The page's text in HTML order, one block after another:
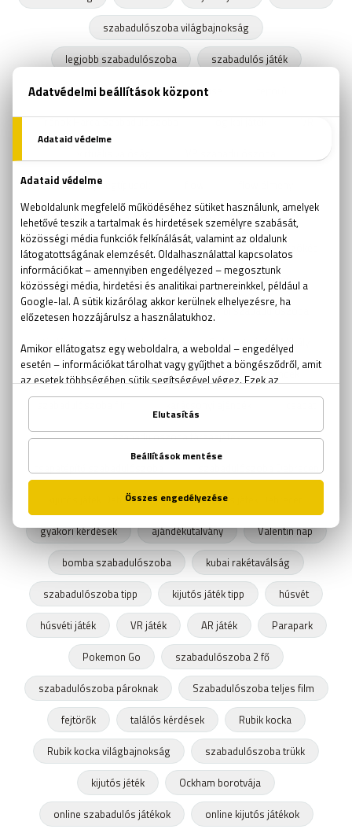
szabadulószoba világbajnokság
legjobb szabadulószoba
szabadulós játék
Kings Quest
Mystery House
Trónok Harca Szabadulószoba
logikai játék
VR
személyiségtípusok
klausztrofóbia
szabadulószoba statisztika
időbeosztás
szabadulószoba infografika
szökés
börtön
csapatmunka
csoportfejlődés
agytorna
Halloween
Zombi szabadulószoba
töklámpás
boldogság
Csíkszetmihályi Mihály
élményajándék
szabadulószoba élményajándék
szabadulószoba társasjáték
kijutós játék Debrecen
Szabadulós játék Debrecen
gyakori kérdések
ajándékutalvány
Valentin nap
bomba szabadulószoba
kubai rakétaválság
szabadulószoba tipp
kijutós játék tipp
húsvét
húsvéti játék
VR játék AR játék
Parapark
Pokemon Go
szabadulószoba 2 fő
szabadulószoba pároknak
Szabadulószoba teljes film
fejtörők
találós kérdések
Rubik kocka
Rubik kocka világbajnokság
szabadulószoba trükk
kijutós jéték
Ockham borotvája
online szabadulós játékok
online kijutós játékok